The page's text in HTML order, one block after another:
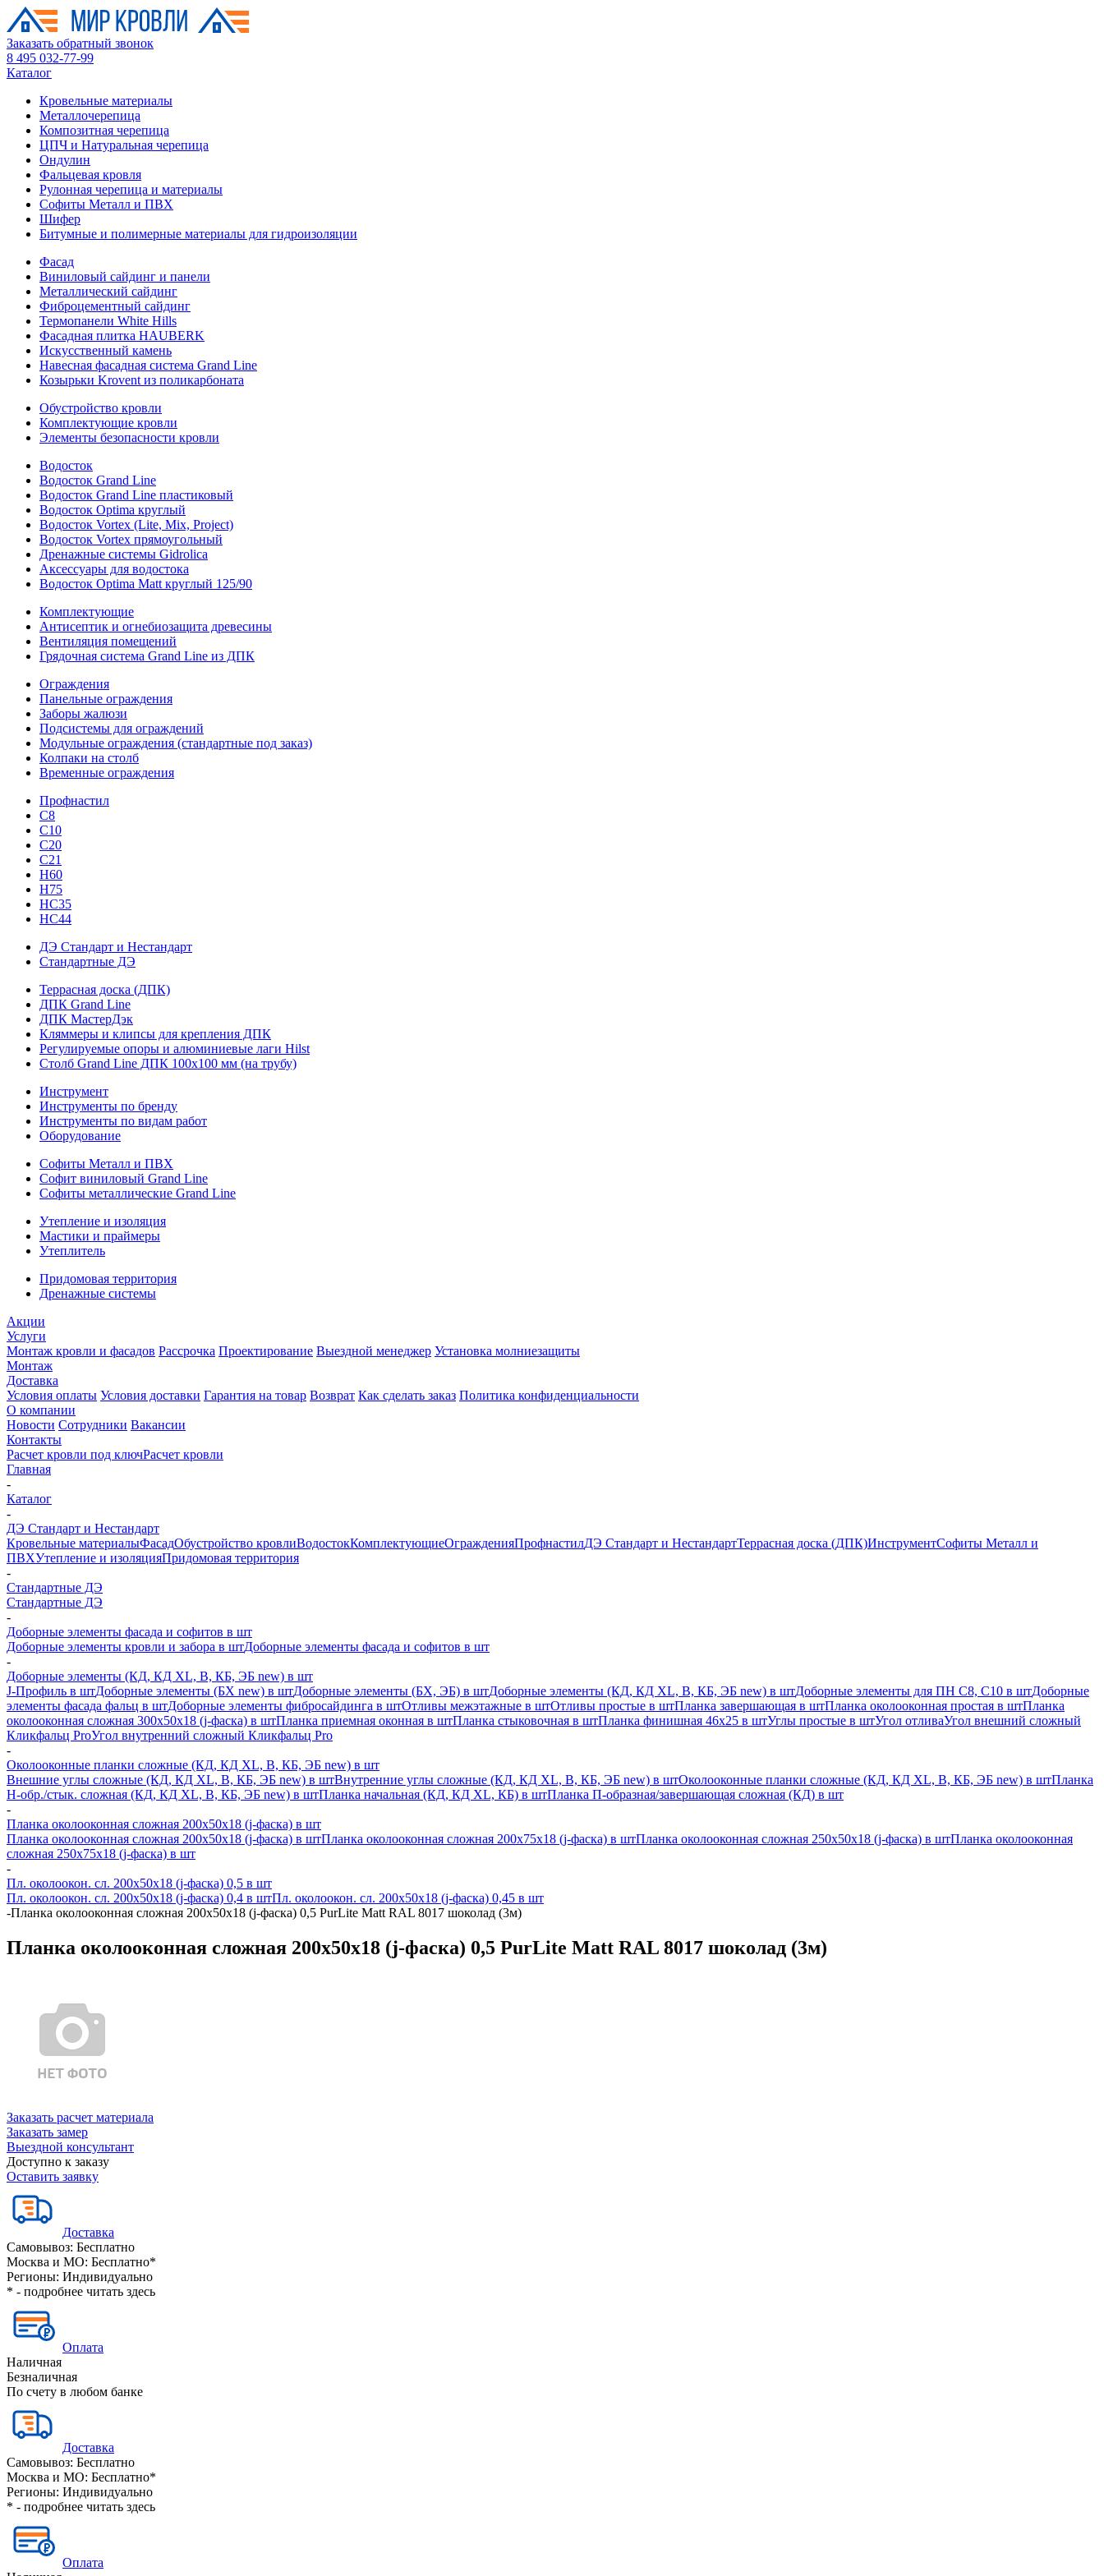
Заказать обратный звонок
8 495 032-77-99
Каталог
Кровельные материалы
Металлочерепица
Композитная черепица
ЦПЧ и Натуральная черепица
Ондулин
Фальцевая кровля
Рулонная черепица и материалы
Софиты Металл и ПВХ
Шифер
Битумные и полимерные материалы для гидроизоляции
Фасад
Виниловый сайдинг и панели
Металлический сайдинг
Фиброцементный сайдинг
Термопанели White Hills
Фасадная плитка HAUBERK
Искусственный камень
Навесная фасадная система Grand Line
Козырьки Krovent из поликарбоната
Обустройство кровли
Комплектующие кровли
Элементы безопасности кровли
Водосток
Водосток Grand Line
Водосток Grand Line пластиковый
Водосток Optima круглый
Водосток Vortex (Lite, Mix, Project)
Водосток Vortex прямоугольный
Дренажные системы Gidrolica
Аксессуары для водостока
Водосток Optima Matt круглый 125/90
Комплектующие
Антисептик и огнебиозащита древесины
Вентиляция помещений
Грядочная система Grand Line из ДПК
Ограждения
Панельные ограждения
Заборы жалюзи
Подсистемы для ограждений
Модульные ограждения (стандартные под заказ)
Колпаки на столб
Временные ограждения
Профнастил
С8
С10
С20
С21
H60
H75
HС35
НС44
ДЭ Стандарт и Нестандарт
Стандартные ДЭ
Террасная доска (ДПК)
ДПК Grand Line
ДПК МастерДэк
Кляммеры и клипсы для крепления ДПК
Регулируемые опоры и алюминиевые лаги Hilst
Столб Grand Line ДПК 100х100 мм (на трубу)
Инструмент
Инструменты по бренду
Инструменты по видам работ
Оборудование
Софиты Металл и ПВХ
Софит виниловый Grand Line
Софиты металлические Grand Line
Утепление и изоляция
Мастики и праймеры
Утеплитель
Придомовая территория
Дренажные системы
Акции
Услуги
Монтаж кровли и фасадов Рассрочка Проектирование Выездной менеджер Установка молниезащиты
Монтаж
Доставка
Условия оплаты Условия доставки Гарантия на товар Возврат Как сделать заказ Политика конфиденциальности
О компании
Новости Сотрудники Вакансии
Контакты
Расчет кровли под ключРасчет кровли
Главная
-
Каталог
-
ДЭ Стандарт и Нестандарт
Кровельные материалыФасадОбустройство кровлиВодостокКомплектующиеОгражденияПрофнастилДЭ Стандарт и НестандартТеррасная доска (ДПК)ИнструментСофиты Металл и
ПВХУтепление и изоляцияПридомовая территория
-
Стандартные ДЭ
Стандартные ДЭ
-
Доборные элементы фасада и софитов в шт
Доборные элементы кровли и забора в штДоборные элементы фасада и софитов в шт
-
Доборные элементы (КД, КД XL, В, КБ, ЭБ new) в шт
J-Профиль в штДоборные элементы (БХ new) в штДоборные элементы (БХ, ЭБ) в штДоборные элементы (КД, КД XL, В, КБ, ЭБ new) в штДоборные элементы для ПН С8, С10 в штДоборные
элементы фасада фальц в штДоборные элементы фибросайдинга в штОтливы межэтажные в штОтливы простые в штПланка завершающая в штПланка околооконная простая в штПланка
околооконная сложная 300х50х18 (j-фаска) в штПланка приемная оконная в штПланка стыковочная в штПланка финишная 46х25 в штУглы простые в штУгол отливаУгол внешний сложный
Кликфальц ProУгол внутренний сложный Кликфальц Pro
-
Околооконные планки сложные (КД, КД XL, В, КБ, ЭБ new) в шт
Внешние углы сложные (КД, КД XL, В, КБ, ЭБ new) в штВнутренние углы сложные (КД, КД XL, В, КБ, ЭБ new) в штОколооконные планки сложные (КД, КД XL, В, КБ, ЭБ new) в штПланка
H-обр./стык. сложная (КД, КД XL, В, КБ, ЭБ new) в штПланка начальная (КД, КД XL, КБ) в штПланка П-образная/завершающая сложная (КД) в шт
-
Планка околооконная сложная 200х50х18 (j-фаска) в шт
Планка околооконная сложная 200х50х18 (j-фаска) в штПланка околооконная сложная 200х75х18 (j-фаска) в штПланка околооконная сложная 250х50х18 (j-фаска) в штПланка околооконная
сложная 250х75х18 (j-фаска) в шт
-
Пл. околоокон. сл. 200х50х18 (j-фаска) 0,5 в шт
Пл. околоокон. сл. 200х50х18 (j-фаска) 0,4 в штПл. околоокон. сл. 200х50х18 (j-фаска) 0,45 в шт
-Планка околооконная сложная 200х50х18 (j-фаска) 0,5 PurLite Matt RAL 8017 шоколад (3м)
Планка околооконная сложная 200х50х18 (j-фаска) 0,5 PurLite Matt RAL 8017 шоколад (3м)
Заказать расчет материала
Заказать замер
Выездной консультант
Доступно к заказу
Оставить заявку
Доставка
Самовывоз: Бесплатно
Москва и МО: Бесплатно*
Регионы: Индивидуально
* - подробнее читать здесь
Оплата
Наличная
Безналичная
По счету в любом банке
Доставка
Самовывоз: Бесплатно
Москва и МО: Бесплатно*
Регионы: Индивидуально
* - подробнее читать здесь
Оплата